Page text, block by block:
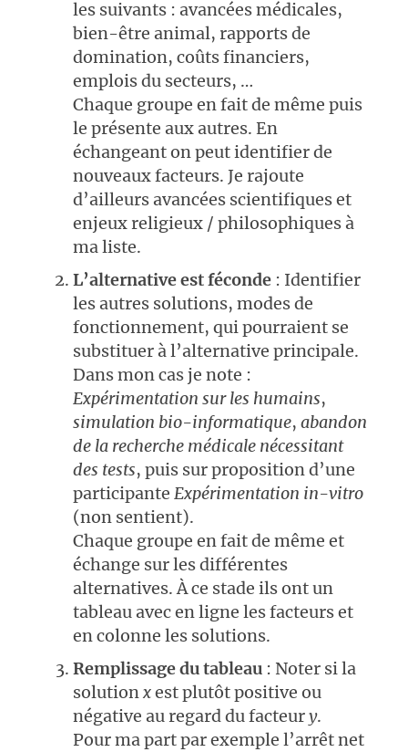
les suivants : avancées médicales,
bien-être animal, rapports de
domination, coûts financiers,
emplois du secteurs, …
Chaque groupe en fait de même puis
le présente aux autres. En
échangeant on peut identifier de
nouveaux facteurs. Je rajoute
d’ailleurs avancées scientifiques et
enjeux religieux / philosophiques à
ma liste.
L’alternative est féconde : Identifier
les autres solutions, modes de
fonctionnement, qui pourraient se
substituer à l’alternative principale.
Dans mon cas je note :
Expérimentation sur les humains,
simulation bio-informatique, abandon
de la recherche médicale nécessitant
des tests, puis sur proposition d’une
participante Expérimentation in-vitro
(non sentient).
Chaque groupe en fait de même et
échange sur les différentes
alternatives. À ce stade ils ont un
tableau avec en ligne les facteurs et
en colonne les solutions.
Remplissage du tableau : Noter si la
solutionxest plutôt positive ou
négative au regard du facteury.
Pour ma part par exemple l’arrêt net